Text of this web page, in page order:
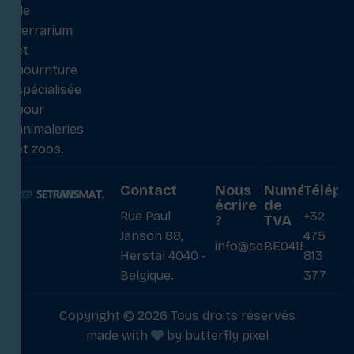
de
terrarium
et
nourriture
spécialisée
pour
animaleries
et zoos.
Contact
Rue Paul
Janson 88,
Herstal 4040 -
Belgique.
Nous
écrire
?
info@setransmat.com
Numéro
de
TVA
BE0415027069
+32
475
813
377
Copyright © 2026 Tous droits réservés
made with
by butterfly pixel